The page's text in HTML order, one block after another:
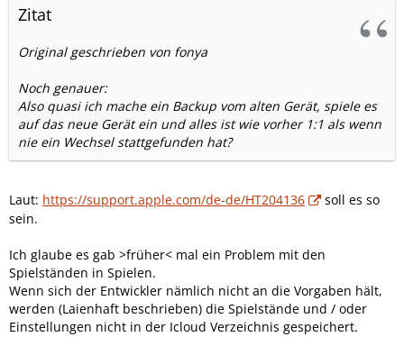
Zitat
Original geschrieben von fonya
Noch genauer:
Also quasi ich mache ein Backup vom alten Gerät, spiele es
auf das neue Gerät ein und alles ist wie vorher 1:1 als wenn
nie ein Wechsel stattgefunden hat?
Laut: https://support.apple.com/de-de/HT204136
soll es so
sein.
Ich glaube es gab >früher< mal ein Problem mit den
Spielständen in Spielen.
Wenn sich der Entwickler nämlich nicht an die Vorgaben hält,
werden (Laienhaft beschrieben) die Spielstände und / oder
Einstellungen nicht in der Icloud Verzeichnis gespeichert.